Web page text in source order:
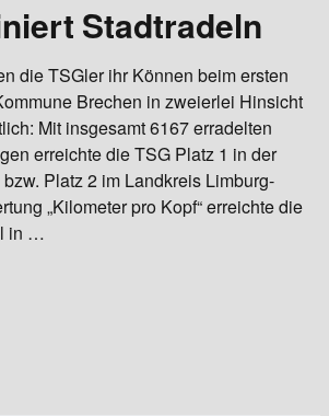
Stadtradeln
die TSGler ihr Können beim ersten
Brechen in zweierlei Hinsicht
Mit insgesamt 6167 erradelten
erreichte die TSG Platz 1 in der
Platz 2 im Landkreis Limburg-
„Kilometer pro Kopf“ erreichte die
in …